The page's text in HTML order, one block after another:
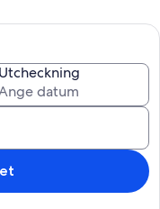
och ät frukost i
eller spela en
och fauna runt omkring
får se det imponerande
Utcheckning